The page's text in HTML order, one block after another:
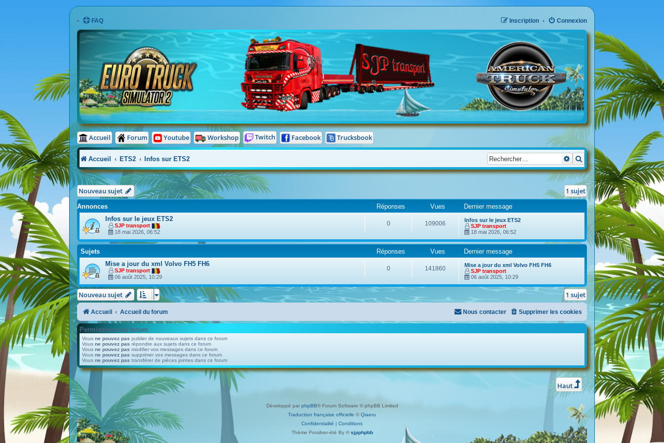
FAQ Connexion
Inscription
Accueil Forum Youtube Workshop Twitch Facebook Trucksbook
Accueil ETS2 Infos sur ETS2 Rechercher
Recherche avancée
Nouveau sujet 1 sujet
Annonces Réponses Vues
Dernier message
Infos sur le jeux ETS2
SJP transport
18 mai 2026, 06:52
0 109006
Infos sur le jeux ETS2
SJP transport
18 mai 2026, 06:52
Sujets Réponses Vues
Dernier message
Mise a jour du xml Volvo FH5 FH6
SJP transport
06 août 2025, 10:29
0 141860
Mise a jour du xml Volvo FH5 FH6
SJP transport
06 août 2025, 10:29
Nouveau sujet 1 sujet
Accueil Accueil du forum Supprimer les cookies
Nous contacter
Permissions du forum
Vous ne pouvez pas publier de nouveaux sujets dans ce forum
Vous ne pouvez pas répondre aux sujets dans ce forum
Vous ne pouvez pas modifier vos messages dans ce forum
Vous ne pouvez pas supprimer vos messages dans ce forum
Vous ne pouvez pas transférer de pièces jointes dans ce forum
Haut
Développé par phpBB® Forum Software © phpBB Limited
Traduction française officielle ©Qiaeru
Confidentialité | Conditions
Thème Prosilver-été By ©sjpphpbb